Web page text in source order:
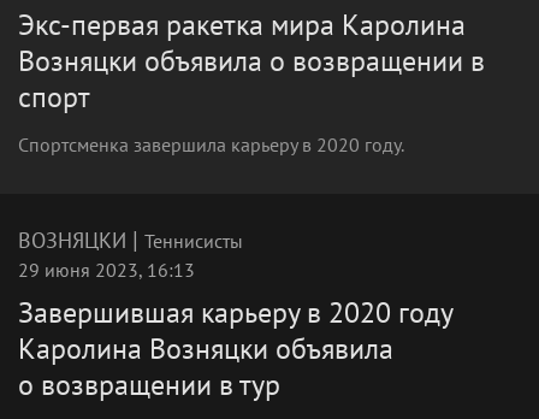
Экс-первая ракетка мира Каролина
Возняцки объявила о возвращении в
спорт
Спортсменка завершила карьеру в 2020 году.
ВОЗНЯЦКИ | Теннисисты
29 июня 2023, 16:13
Завершившая карьеру в 2020 году
Каролина Возняцки объявила
о возвращении в тур